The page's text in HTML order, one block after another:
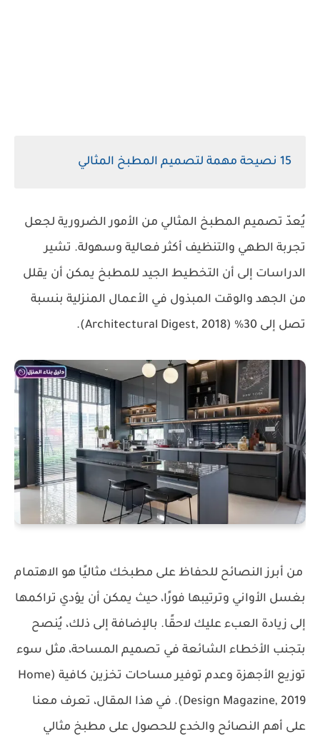
15 نصيحة مهمة لتصميم المطبخ المثالي
يُعدّ تصميم المطبخ المثالي من الأمور الضرورية لجعل
تجربة الطهي والتنظيف أكثر فعالية وسهولة. تشير
الدراسات إلى أن التخطيط الجيد للمطبخ يمكن أن يقلل
من الجهد والوقت المبذول في الأعمال المنزلية بنسبة
تصل إلى 30% (Architectural Digest, 2018).
من أبرز النصائح للحفاظ على مطبخك مثاليًا هو الاهتمام
بغسل الأواني وترتيبها فورًا، حيث يمكن أن يؤدي تراكمها
إلى زيادة العبء عليك لاحقًا. بالإضافة إلى ذلك، يُنصح
بتجنب الأخطاء الشائعة في تصميم المساحة، مثل سوء
توزيع الأجهزة وعدم توفير مساحات تخزين كافية (Home
Design Magazine, 2019). في هذا المقال، تعرف معنا
على أهم النصائح والخدع للحصول على مطبخ مثالي